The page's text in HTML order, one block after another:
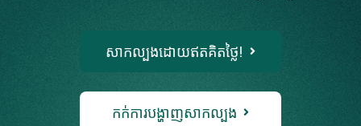
សាកល្បងដោយឥតគិតថ្លៃ!
កក់ការបង្ហាញសាកល្បង